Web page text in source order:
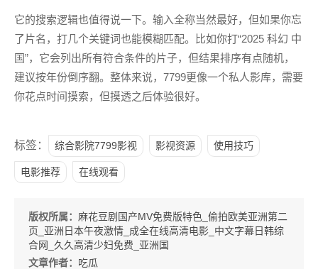
它的搜索逻辑也值得说一下。输入全称当然最好，但如果你忘
了片名，打几个关键词也能模糊匹配。比如你打“2025 科幻 中
国”，它会列出所有符合条件的片子，但结果排序有点随机，
建议按年份倒序翻。整体来说，7799更像一个私人影库，需要
你花点时间摸索，但摸透之后体验很好。
标签： 综合影院7799影视 影视资源 使用技巧
电影推荐 在线观看
版权所属： 麻花豆剧国产MV免费版特色_偷拍欧美亚洲第二
页_亚洲日本午夜激情_成全在线高清电影_中文字幕日韩综
合网_久久高清少妇免费_亚洲国
文章作者： 吃瓜